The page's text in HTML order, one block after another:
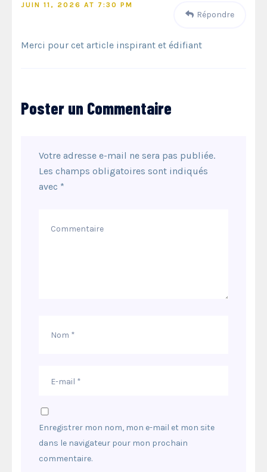
JUIN 11, 2026 AT 7:30 PM
Répondre
Merci pour cet article inspirant et édifiant
Poster un Commentaire
Votre adresse e-mail ne sera pas publiée.
Les champs obligatoires sont indiqués
avec *
Enregistrer mon nom, mon e-mail et mon site
dans le navigateur pour mon prochain
commentaire.